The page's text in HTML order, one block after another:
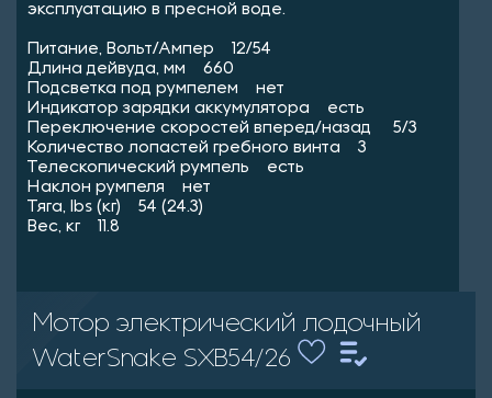
эксплуатацию в пресной воде.
Питание, Вольт/Ампер 12/54
Длина дейвуда, мм 660
Подсветка под румпелем нет
Индикатор зарядки аккумулятора есть
Переключение скоростей вперед/назад 5/3
Количество лопастей гребного винта 3
Телескопический румпель есть
Наклон румпеля нет
Тяга, lbs (кг) 54 (24.3)
Вес, кг 11.8
Мотор электрический лодочный
WaterSnake SXB54/26